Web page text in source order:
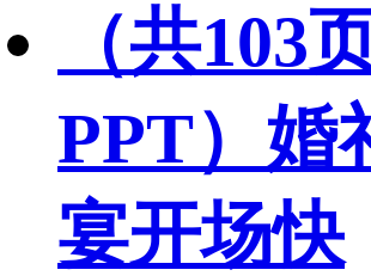
（共103
PPT）婚
宴开场快